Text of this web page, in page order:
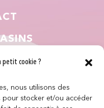
petit cookie ?
nous utilisons des
pour stocker et/ou accéder
NOUS ?